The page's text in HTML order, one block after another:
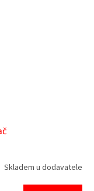
Skladem u dodavatele